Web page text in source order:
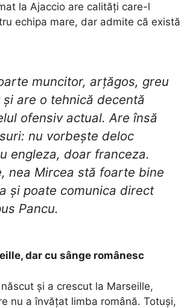
la Ajaccio are calități care-l
echipa mare, dar admite că există
muncitor, arțăgos, greu
are o tehnică decentă
ofensiv actual. Are însă
nu vorbește deloc
engleza, doar franceza.
nea Mircea stă foarte bine
și poate comunica direct
Pancu.
dar cu sânge românesc
și a crescut la Marseille,
nu a învățat limba română. Totuși,